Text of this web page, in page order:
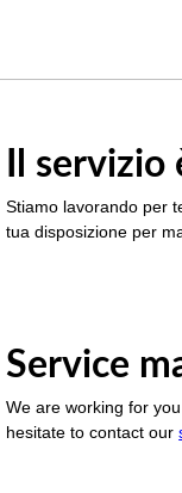
Il
Stiamo lavorando per
tua disposizione per
Service
We are working for
hesitate to contact our